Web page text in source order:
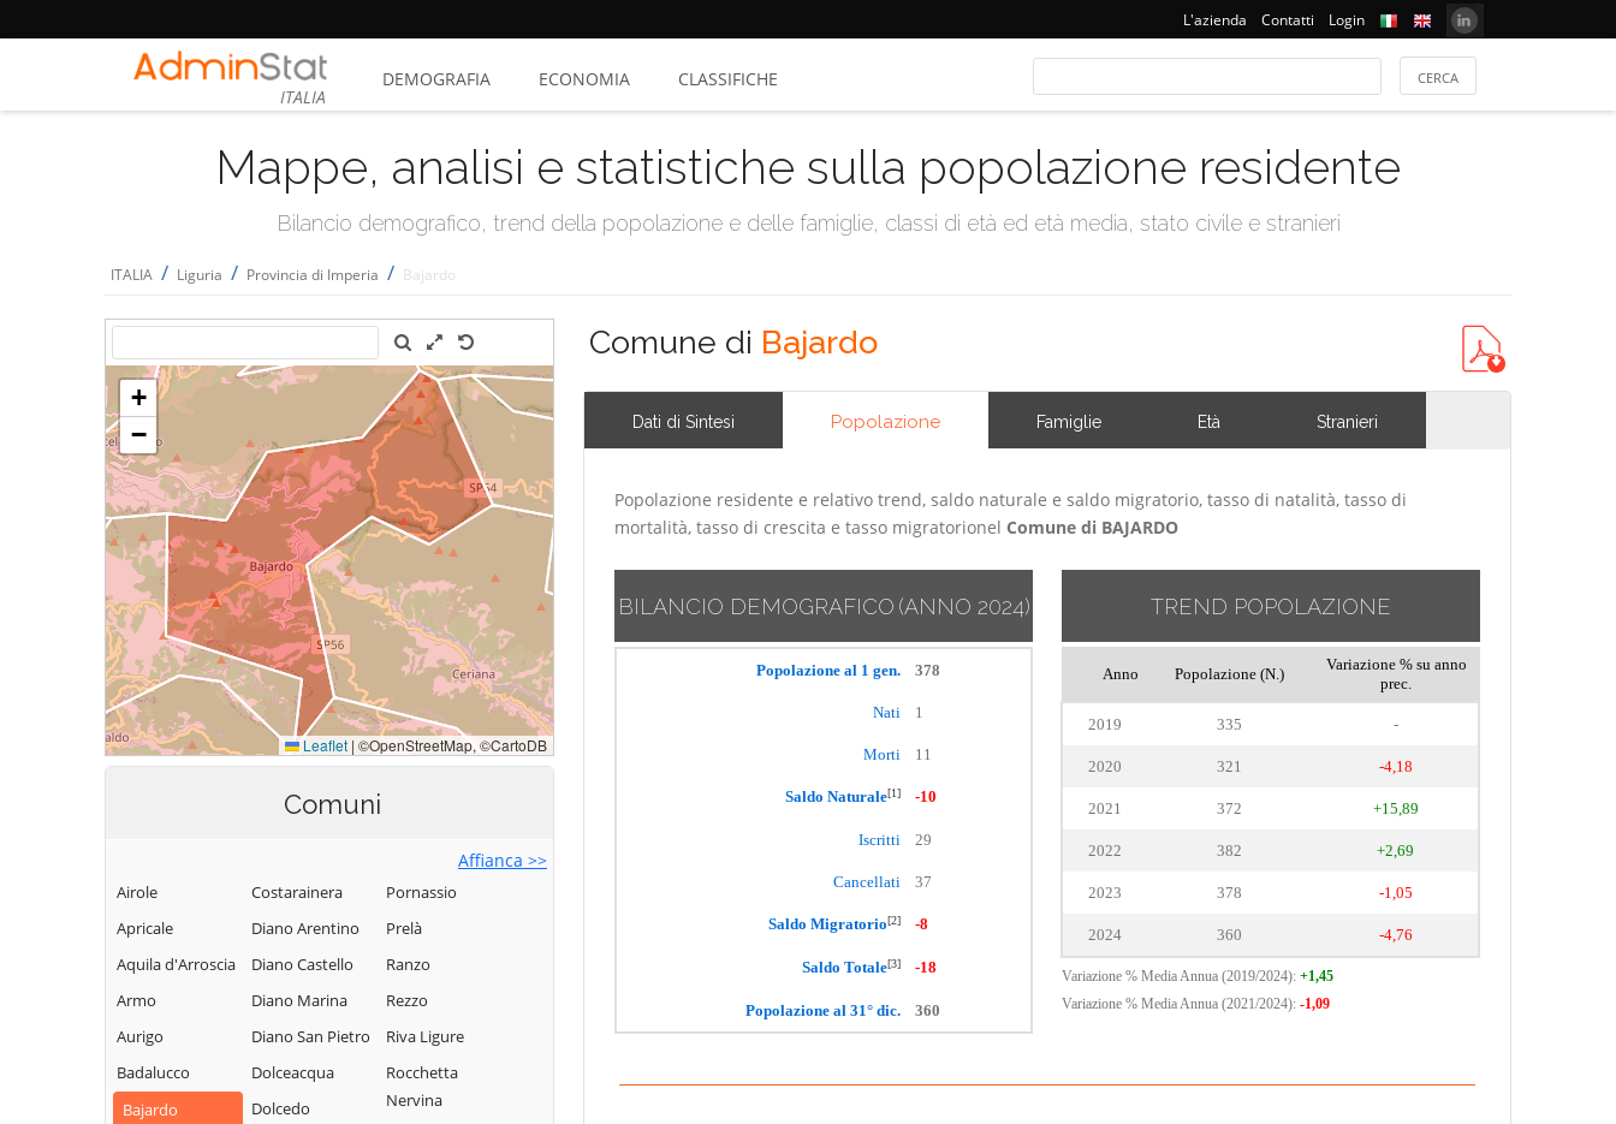
L'azienda Contatti Login
ITALIA
DEMOGRAFIA ECONOMIA CLASSIFICHE
Mappe, analisi e statistiche sulla popolazione residente
Bilancio demografico, trend della popolazione e delle famiglie, classi di età ed età media, stato civile e stranieri
ITALIA / Liguria / Provincia di Imperia / Bajardo
Comuni
Affianca >>
Airole
Apricale
Aquila d'Arroscia
Armo
Aurigo
Badalucco
Bajardo
Costarainera
Diano Arentino
Diano Castello
Diano Marina
Diano San Pietro
Dolceacqua
Dolcedo
Pornassio
Prelà
Ranzo
Rezzo
Riva Ligure
Rocchetta
Nervina
Comune di Bajardo
Dati di Sintesi Popolazione Famiglie Età Stranieri
Popolazione residente e relativo trend, saldo naturale e saldo migratorio, tasso di natalità, tasso di
mortalità, tasso di crescita e tasso migratorionel Comune di BAJARDO
BILANCIO DEMOGRAFICO (ANNO 2024)
Popolazione al 1 gen. 378
Nati 1
Morti 11
Saldo Naturale[1] -10
Iscritti 29
Cancellati 37
Saldo Migratorio[2] -8
Saldo Totale[3] -18
Popolazione al 31° dic. 360
TREND POPOLAZIONE
Anno Popolazione (N.)
Variazione % su anno
prec.
2019 335 -
2020 321 -4,18
2021 372 +15,89
2022 382 +2,69
2023 378 -1,05
2024 360 -4,76
Variazione % Media Annua (2019/2024): +1,45
Variazione % Media Annua (2021/2024): -1,09